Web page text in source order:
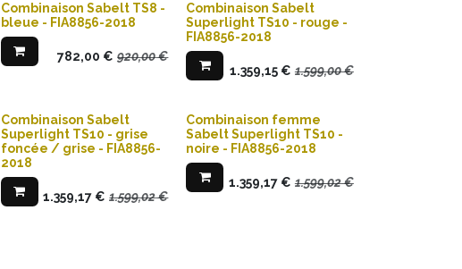
Combinaison Sabelt TS8 -
bleue - FIA8856-2018
782,00 € 920,00€
Combinaison Sabelt
Superlight TS10 - rouge -
FIA8856-2018
1.359,15€ 1.599,00€
Combinaison Sabelt
Superlight TS10 - grise
foncée / grise - FIA8856-
2018
1.359,17 € 1.599,02€
Combinaison femme
Sabelt Superlight TS10 -
noire - FIA8856-2018
1.359,17€ 1.599,02€